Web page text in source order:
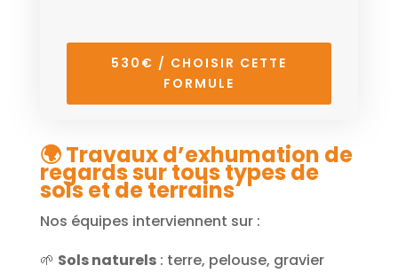
530€ / CHOISIR CETTE
FORMULE
🌍Travaux d’exhumation de
regards sur tous types de
sols et de terrains
Nos équipes interviennent sur :
🌱 Sols naturels: terre, pelouse, gravier